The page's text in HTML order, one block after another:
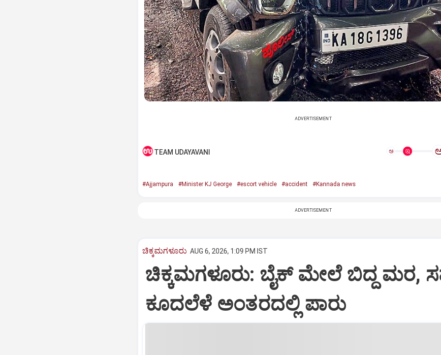
ADVERTISEMENT
TEAM UDAYAVANI ಅ
#Ajjampura #Minister KJ George #escort vehicle #accident #Kannada news
ADVERTISEMENT
ಚಿಕ್ಕಮಗಳೂರು AUG 6, 2026, 1:09 PM IST
ಚಿಕ್ಕಮಗಳೂರು: ಬೈಕ್ ಮೇಲೆ ಬಿದ್ದ ಮರ,
ಕೂದಲೆಳೆ ಅಂತರದಲ್ಲಿ ಪಾರು